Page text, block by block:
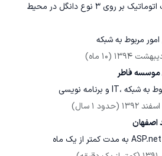
همراه قابلیت آپدیت اتوماتیک بر روی 3 نوع دانگل در محیط
(10 ماه)
موسسه فاطر
(حدود 1 سال)
اصفهان